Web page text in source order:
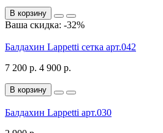
В корзину
Ваша скидка: -32%
Балдахин Lappetti сетка арт.042
7 200 р. 4 900 р.
В корзину
Балдахин Lappetti арт.030